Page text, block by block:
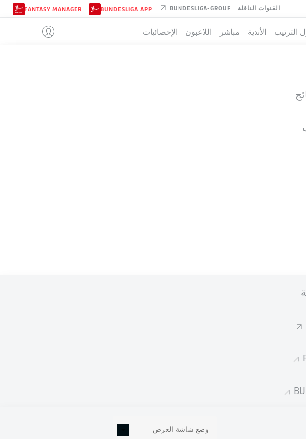
القنوات الناقلة BUNDESLIGA-GROUP
BUNDESLIGA APP
FANTASY MANAGER
الترتيب الأندية مباشر اللاعبون الإحصائيات
وضع شاشة العرض